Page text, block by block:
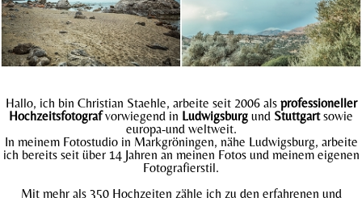
Hallo, ich bin Christian Staehle, arbeite seit 2006 als professioneller
Hochzeitsfotografvorwiegend in Ludwigsburg und Stuttgartsowie
europa-und weltweit.
In meinem Fotostudio in Markgröningen, nähe Ludwigsburg, arbeite
ich bereits seit über 14 Jahren an meinen Fotos und meinem eigenen
Fotografierstil.
Mit mehr als 350 Hochzeiten zähle ich zu den erfahrenen und